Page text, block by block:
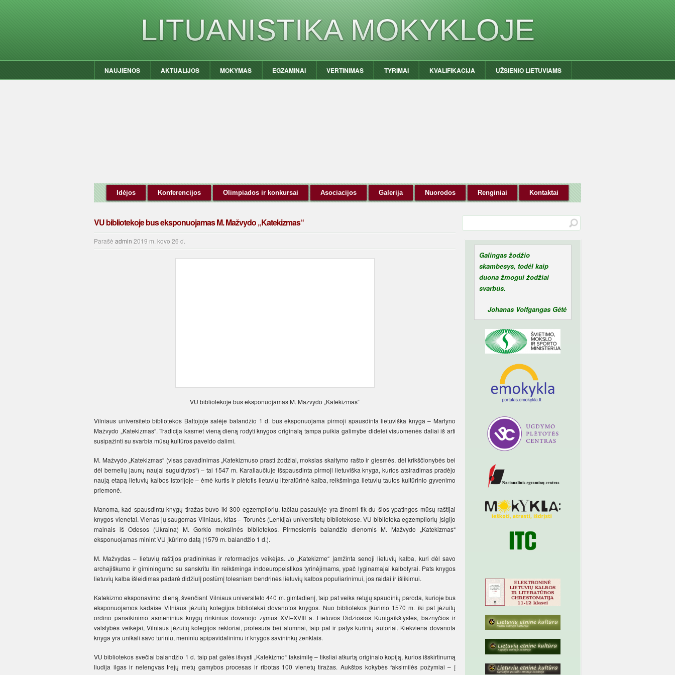
LITUANISTIKA MOKYKLOJE
NAUJIENOS AKTUALIJOS MOKYMAS EGZAMINAI VERTINIMAS TYRIMAI KVALIFIKACIJA UŽSIENIO LIETUVIAMS
Idėjos Konferencijos Olimpiados ir konkursai Asociacijos Galerija Nuorodos Renginiai Kontaktai
VU bibliotekoje bus eksponuojamas M. Mažvydo „Katekizmas“
Parašė admin 2019 m. kovo 26 d.
VU bibliotekoje bus eksponuojamas M. Mažvydo „Katekizmas“
Vilniaus universiteto bibliotekos Baltojoje salėje balandžio 1 d. bus eksponuojama pirmoji spausdinta lietuviška knyga – Martyno
Mažvydo „Katekizmas“. Tradicija kasmet vieną dieną rodyti knygos originalą tampa puikia galimybe didelei visuomenės daliai iš arti
susipažinti su svarbia mūsų kultūros paveldo dalimi.
M. Mažvydo „Katekizmas“ (visas pavadinimas „Katekizmuso prasti žodžiai, mokslas skaitymo rašto ir giesmės, dėl krikščionybės bei
dėl bernelių jaunų naujai suguldytos“) – tai 1547 m. Karaliaučiuje išspausdinta pirmoji lietuviška knyga, kurios atsiradimas pradėjo
naują etapą lietuvių kalbos istorijoje – ėmė kurtis ir plėtotis lietuvių literatūrinė kalba, reikšminga lietuvių tautos kultūrinio gyvenimo
priemonė.
Manoma, kad spausdintų knygų tiražas buvo iki 300 egzempliorių, tačiau pasaulyje yra žinomi tik du šios ypatingos mūsų raštijai
knygos vienetai. Vienas jų saugomas Vilniaus, kitas – Torunės (Lenkija) universitetų bibliotekose. VU biblioteka egzempliorių įsigijo
mainais iš Odesos (Ukraina) M. Gorkio mokslinės bibliotekos. Pirmosiomis balandžio dienomis M. Mažvydo „Katekizmas“
eksponuojamas minint VU įkūrimo datą (1579 m. balandžio 1 d.).
M. Mažvydas – lietuvių raštijos pradininkas ir reformacijos veikėjas. Jo „Katekizme“ įamžinta senoji lietuvių kalba, kuri dėl savo
archajiškumo ir giminingumo su sanskritu itin reikšminga indoeuropeistikos tyrinėjimams, ypač lyginamajai kalbotyrai. Pats knygos
lietuvių kalba išleidimas padarė didžiulį postūmį tolesniam bendrinės lietuvių kalbos populiarinimui, jos raidai ir išlikimui.
Katekizmo eksponavimo dieną, švenčiant Vilniaus universiteto 440 m. gimtadienį, taip pat veiks retųjų spaudinių paroda, kurioje bus
eksponuojamos kadaise Vilniaus jėzuitų kolegijos bibliotekai dovanotos knygos. Nuo bibliotekos įkūrimo 1570 m. iki pat jėzuitų
ordino panaikinimo asmeninius knygų rinkinius dovanojo žymūs XVI–XVIII a. Lietuvos Didžiosios Kunigaikštystės, bažnyčios ir
valstybės veikėjai, Vilniaus jėzuitų kolegijos rektoriai, profesūra bei alumnai, taip pat ir patys kūrinių autoriai. Kiekviena dovanota
knyga yra unikali savo turiniu, meniniu apipavidalinimu ir knygos savininkų ženklais.
VU bibliotekos svečiai balandžio 1 d. taip pat galės išvysti „Katekizmo“ faksimilę – tiksliai atkurtą originalo kopiją, kurios išskirtinumą
liudija ilgas ir nelengvas trejų metų gamybos procesas ir ribotas 100 vienetų tiražas. Aukštos kokybės faksimilės požymiai – į
Galingas žodžio
skambesys, todėl kaip
duona žmogui žodžiai
svarbūs.
Johanas Volfgangas Gėtė